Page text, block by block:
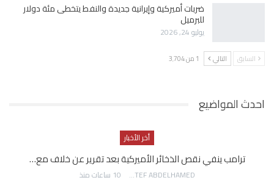
ضربات أميركية وإيرانية جديدة والنفط يتخطى مئة دولار
للبرميل
يوليو 24, 2026
السابق التالي 1 من 3٬704
احدث المواضيع
أخر الأخبار
ترامب ينفي نقص الذخائر الأميركية بعد تقرير عن خلاف مع…
AWATEF ABDELHAMED 10 ساعات منذ